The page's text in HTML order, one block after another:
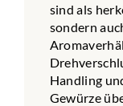
sind als
sondern
Handling
Gewürze